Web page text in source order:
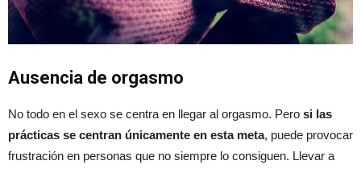
Ausencia de orgasmo
No todo en el sexo se centra en llegar al orgasmo. Pero si las
prácticas se centran únicamente en esta meta, puede provocar
frustración en personas que no siempre lo consiguen. Llevar a